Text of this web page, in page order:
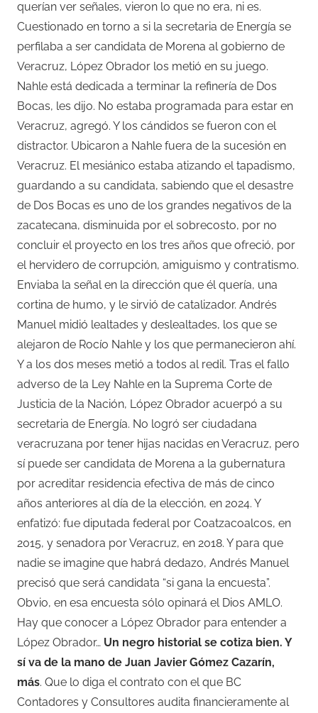
querían ver señales, vieron lo que no era, ni es.
Cuestionado en torno a si la secretaria de Energía se
perfilaba a ser candidata de Morena al gobierno de
Veracruz, López Obrador los metió en su juego.
Nahle está dedicada a terminar la refinería de Dos
Bocas, les dijo. No estaba programada para estar en
Veracruz, agregó. Y los cándidos se fueron con el
distractor. Ubicaron a Nahle fuera de la sucesión en
Veracruz. El mesiánico estaba atizando el tapadismo,
guardando a su candidata, sabiendo que el desastre
de Dos Bocas es uno de los grandes negativos de la
zacatecana, disminuida por el sobrecosto, por no
concluir el proyecto en los tres años que ofreció, por
el hervidero de corrupción, amiguismo y contratismo.
Enviaba la señal en la dirección que él quería, una
cortina de humo, y le sirvió de catalizador. Andrés
Manuel midió lealtades y deslealtades, los que se
alejaron de Rocío Nahle y los que permanecieron ahí.
Y a los dos meses metió a todos al redil. Tras el fallo
adverso de la Ley Nahle en la Suprema Corte de
Justicia de la Nación, López Obrador acuerpó a su
secretaria de Energía. No logró ser ciudadana
veracruzana por tener hijas nacidas en Veracruz, pero
sí puede ser candidata de Morena a la gubernatura
por acreditar residencia efectiva de más de cinco
años anteriores al día de la elección, en 2024. Y
enfatizó: fue diputada federal por Coatzacoalcos, en
2015, y senadora por Veracruz, en 2018. Y para que
nadie se imagine que habrá dedazo, Andrés Manuel
precisó que será candidata “si gana la encuesta”.
Obvio, en esa encuesta sólo opinará el Dios AMLO.
Hay que conocer a López Obrador para entender a
López Obrador… Un negro historial se cotiza bien. Y
sí va de la mano de Juan Javier Gómez Cazarín,
más. Que lo diga el contrato con el que BC
Contadores y Consultores audita financieramente al